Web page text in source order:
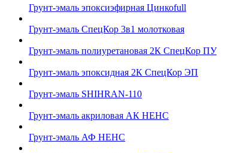
Грунт-эмаль эпоксиэфирная Цинкоfull
Грунт-эмаль СпецКор 3в1 молотковая
Грунт-эмаль полиуретановая 2К СпецКор ПУ
Грунт-эмаль эпоксидная 2К СпецКор ЭП
Грунт-эмаль SHIHRAN-110
Грунт-эмаль акриловая АК НЕНС
Грунт-эмаль АФ НЕНС